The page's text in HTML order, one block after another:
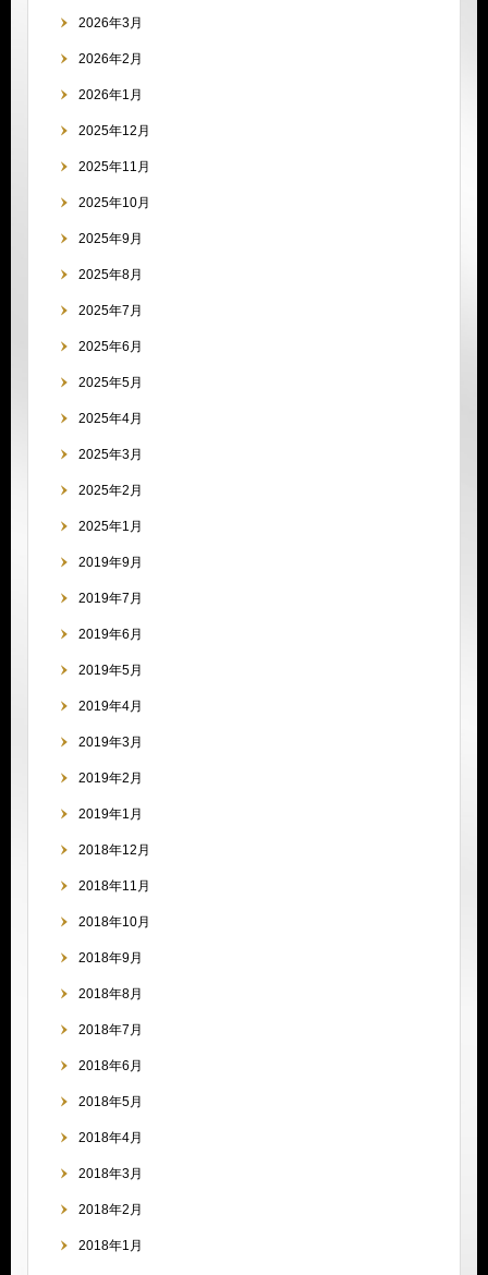
2026年3月
2026年2月
2026年1月
2025年12月
2025年11月
2025年10月
2025年9月
2025年8月
2025年7月
2025年6月
2025年5月
2025年4月
2025年3月
2025年2月
2025年1月
2019年9月
2019年7月
2019年6月
2019年5月
2019年4月
2019年3月
2019年2月
2019年1月
2018年12月
2018年11月
2018年10月
2018年9月
2018年8月
2018年7月
2018年6月
2018年5月
2018年4月
2018年3月
2018年2月
2018年1月